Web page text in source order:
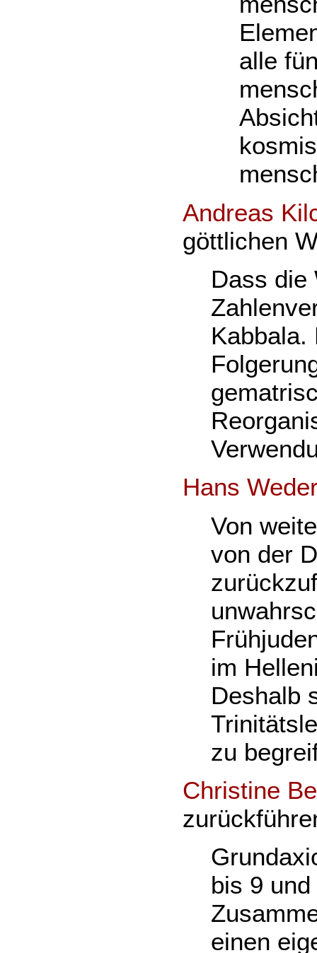
alle
Andreas
göttlichen
Dass die
Kabbala.
Hans
Von
von der
im
Deshalb
zu
Christine
bis 9
einen